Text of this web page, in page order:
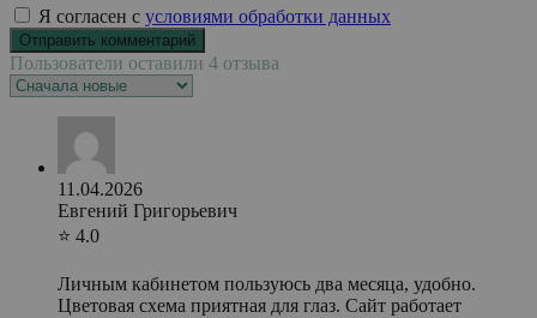
Я согласен с условиями обработки данных
Пользователи оставили 4 отзыва
11.04.2026
Евгений Григорьевич
⭐ 4.0
Личным кабинетом пользуюсь два месяца, удобно.
Цветовая схема приятная для глаз. Сайт работает